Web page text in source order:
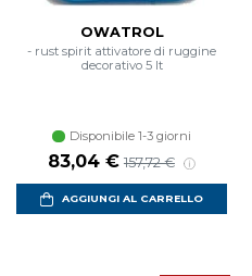
OWATROL
- rust spirit attivatore di ruggine
decorativo 5 lt
Disponibile 1-3 giorni
Prezzo scontato
83,04 € Prezzo di listino
157,72 €
AGGIUNGI AL CARRELLO